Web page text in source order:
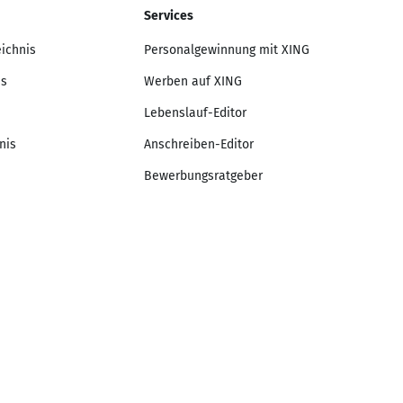
Services
Personalgewinnung mit XING
Werben auf XING
Lebenslauf-Editor
Anschreiben-Editor
Bewerbungsratgeber